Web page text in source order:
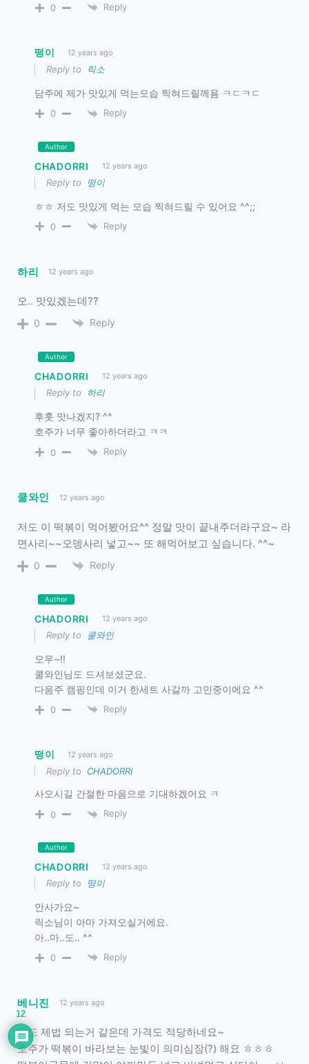
0 Reply
떵이 12 years ago
Reply to 릭소
담주에 제가 맛있게 먹는모습 찍혀드릴께욤 ㅋㄷㅋㄷ
0 Reply
Author
CHADORRI 12 years ago
Reply to 떵이
ㅎㅎ 저도 맛있게 먹는 모습 찍혀드릴 수 있어요 ^^;;
0 Reply
하리 12 years ago
오.. 맛있겠는데??
0 Reply
Author
CHADORRI 12 years ago
Reply to 하리
후훗 맛나겠지? ^^
호주가 너무 좋아하더라고 ㅋㅋ
0 Reply
쿨와인 12 years ago
저도 이 떡볶이 먹어봤어요^^ 정말 맛이 끝내주더라구요~ 라
면사리~~오뎅사리 넣고~~ 또 해먹어보고 싶습니다. ^^~
0 Reply
Author
CHADORRI 12 years ago
Reply to 쿨와인
오우~!!
쿨와인님도 드셔보셨군요.
다음주 캠핑인데 이거 한세트 사갈까 고민중이에요 ^^
0 Reply
떵이 12 years ago
Reply to CHADORRI
사오시길 간절한 마음으로 기대하겠어요 ㅋ
0 Reply
Author
CHADORRI 12 years ago
Reply to 떵이
안사가요~
릭소님이 아마 가져오실거에요.
아..마..도.. ^^
0 Reply
베니진 12 years ago
양도 제법 되는거 같은데 가격도 적당하네요~
호주가 떡볶이 바라보는 눈빛이 의미심장(?) 해요 ㅎㅎㅎ
12